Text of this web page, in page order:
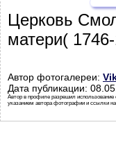
Церковь
матери( 1746-
Автор фотогалереи:
Дата публикации:
Автор в профиле разрешил
указанием автора фотографии и ссылки